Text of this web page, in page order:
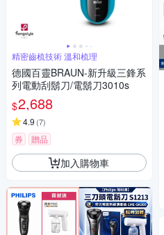
精密齒梳技術 溫和梳理
德國百靈BRAUN-新升級三鋒系
列電動刮鬍刀/電鬍刀3010s
$2,688
4.9 (7)
券 贈品
加入購物車